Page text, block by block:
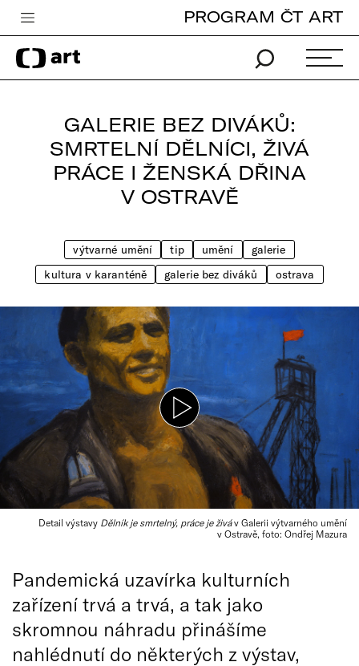
Česká televize
Zpravodajství
iVysílání
TV program
Vše o ČT
PROGRAM ČT ART
GALERIE BEZ DIVÁKŮ:
SMRTELNÍ DĚLNÍCI, ŽIVÁ
PRÁCE I ŽENSKÁ DŘINA
V OSTRAVĚ
výtvarné umění tip umění
galerie
kultura v karanténě
galerie bez diváků ostrava
Detail výstavy Dělník je smrtelný, práce je živáv Galerii výtvarného umění
v Ostravě, foto: Ondřej Mazura
Pandemická uzavírka kulturních
zařízení trvá a trvá, a tak jako
skromnou náhradu přinášíme
nahlédnutí do některých z výstav,